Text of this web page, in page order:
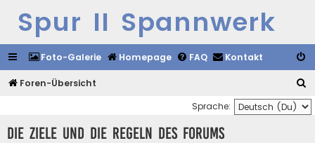
Spur II Spannwerk
Foto-Galerie Homepage FAQ Kontakt
Foren-Übersicht
u
c
Sprache:
Die Ziele und die Regeln des Forums